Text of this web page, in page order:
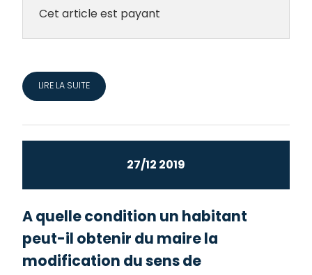
Cet article est payant
LIRE LA SUITE
27/12 2019
A quelle condition un habitant
peut-il obtenir du maire la
modification du sens de